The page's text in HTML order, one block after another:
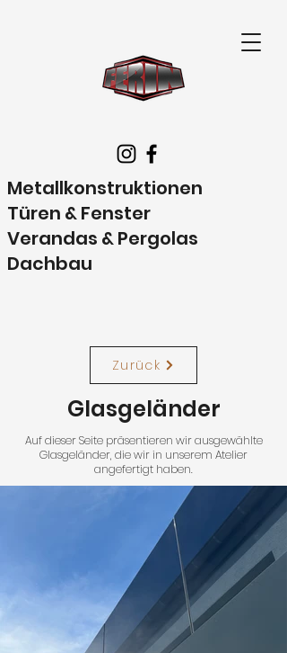
Metallkonstruktionen
Türen & Fenster
Verandas & Pergolas
Dachbau
Zurück
Glasgeländer
Auf dieser Seite präsentieren wir ausgewählte
Glasgeländer, die wir in unserem Atelier
angefertigt haben.